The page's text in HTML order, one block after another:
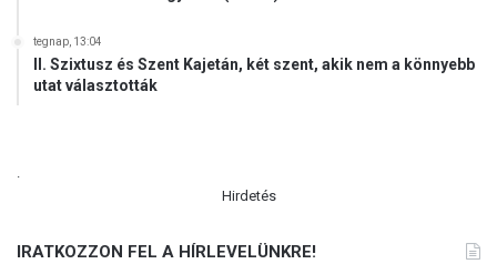
tegnap, 13:04
II. Szixtusz és Szent Kajetán, két szent, akik nem a könnyebb
utat választották
.
Hirdetés
IRATKOZZON FEL A HÍRLEVELÜNKRE!